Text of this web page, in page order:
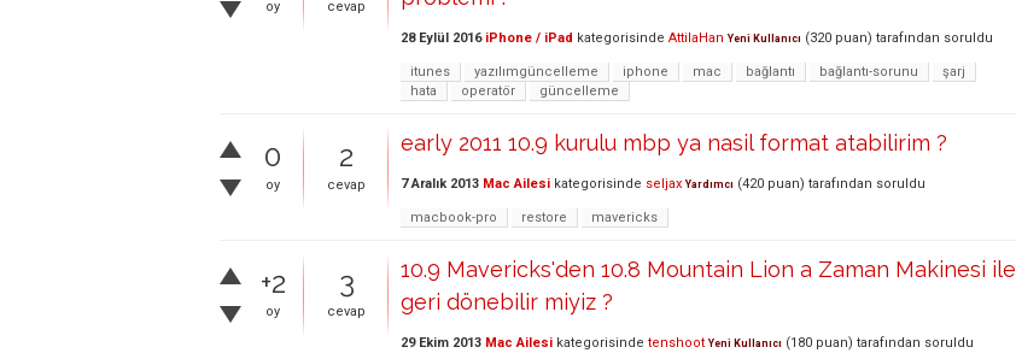
oy cevap
28 Eylül 2016 iPhone / iPad kategorisinde AttilaHan Yeni Kullanıcı (320 puan) tarafından soruldu
itunes yazılımgüncelleme iphone mac bağlantı bağlantı-sorunu
şarj
hata
operatör güncelleme
0
oy
2
cevap
early 2011 10.9 kurulu mbp ya nasil format atabilirim ?
7 Aralık 2013 Mac Ailesi kategorisinde seljax Yardımcı (420 puan) tarafından soruldu
macbook-pro restore mavericks
+2
oy
3
cevap
10.9 Mavericks'den 10.8 Mountain Lion a Zaman Makinesi ile
geri dönebilir miyiz ?
29 Ekim 2013 Mac Ailesi kategorisinde tenshoot Yeni Kullanıcı (180 puan) tarafından soruldu